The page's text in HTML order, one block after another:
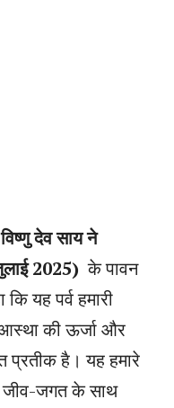
देव साय ने
2025) के पावन
यह पर्व हमारी
की ऊर्जा और
प्रतीक है। यह हमारे
जीव-जगत के साथ